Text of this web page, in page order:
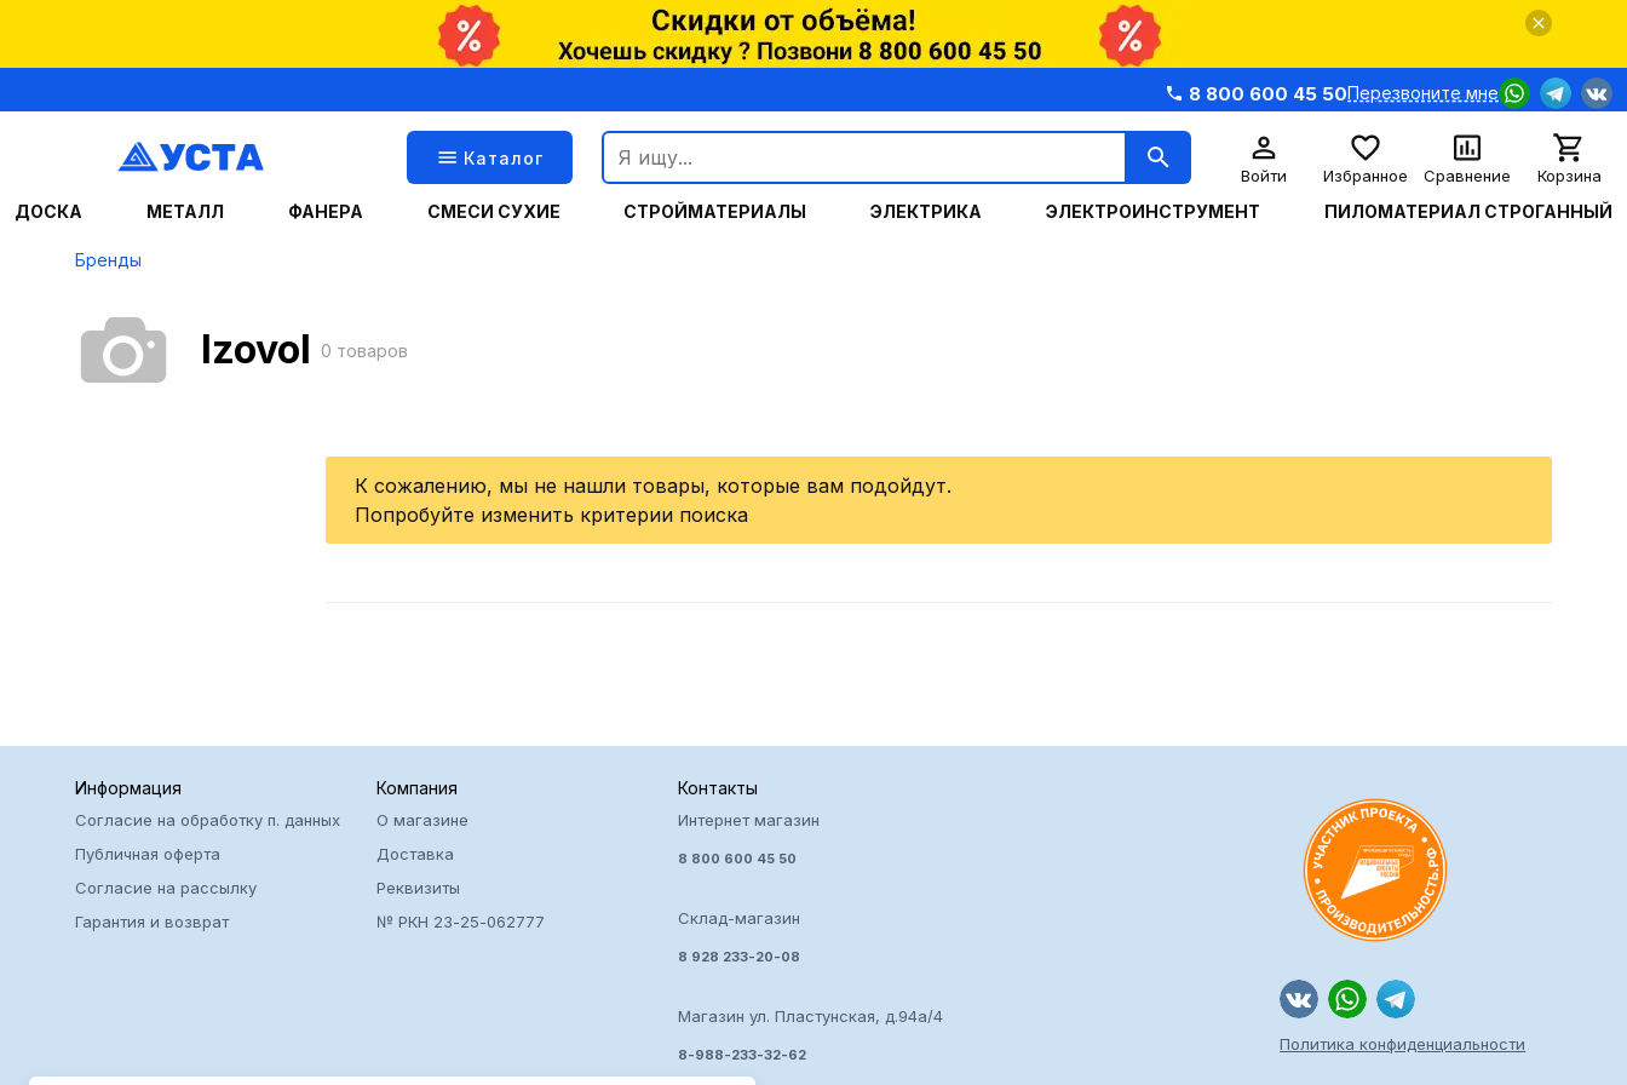
8 800 600 45 50Перезвоните мне
Каталог
Войти Избранное Сравнение Корзина
ДОСКА МЕТАЛЛ ФАНЕРА СМЕСИ СУХИЕ СТРОЙМАТЕРИАЛЫ ЭЛЕКТРИКА ЭЛЕКТРОИНСТРУМЕНТ ПИЛОМАТЕРИАЛ СТРОГАННЫЙ
Бренды
Izovol 0 товаров
К сожалению, мы не нашли товары, которые вам подойдут.
Попробуйте изменить критерии поиска
Информация
Согласие на обработку п. данных
Публичная оферта
Согласие на рассылку
Гарантия и возврат
Компания
О магазине
Доставка
Реквизиты
№ РКН 23-25-062777
Контакты
Интернет магазин
8 800 600 45 50
Склад-магазин
8 928 233-20-08
Магазин ул. Пластунская, д.94а/4
8-988-233-32-62
Политика конфиденциальности